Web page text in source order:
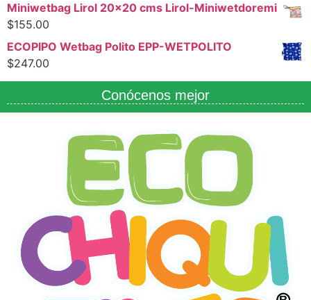
Miniwetbag Lirol 20x20 cms Lirol-Miniwetdoremi
$155.00
ECOPIPO Wetbag Polito EPP-WETPOLITO
$247.00
Conócenos mejor